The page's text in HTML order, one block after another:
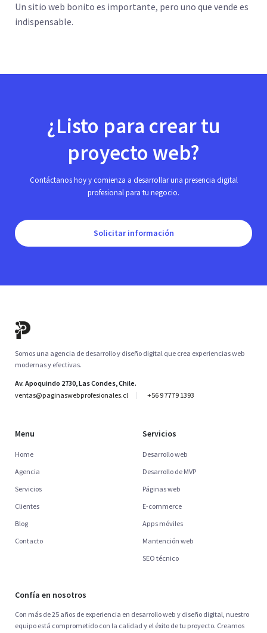
Un sitio web bonito es importante, pero uno que vende es
indispensable.
¿Listo para crear tu
proyecto web?
Contáctanos hoy y comienza a desarrollar una presencia digital
profesional para tu negocio.
Solicitar información
Somos una agencia de desarrollo y diseño digital que crea experiencias web
modernas y efectivas.
Av. Apoquindo 2730, Las Condes, Chile.
ventas@paginaswebprofesionales.cl
+56 9 7779 1393
Menu
Home
Agencia
Servicios
Clientes
Blog
Contacto
Servicios
Desarrollo web
Desarrollo de MVP
Páginas web
E-commerce
Apps móviles
Mantención web
SEO técnico
Confía en nosotros
Con más de 25 años de experiencia en desarrollo web y diseño digital, nuestro
equipo está comprometido con la calidad y el éxito de tu proyecto. Creamos